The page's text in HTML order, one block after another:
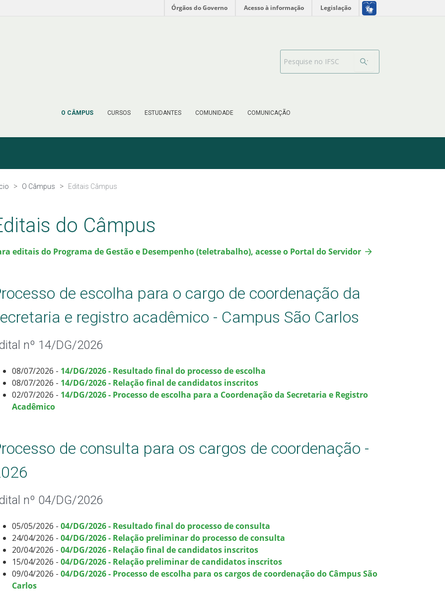
Órgãos do Governo Acesso à informação Legislação
O CÂMPUS CURSOS ESTUDANTES COMUNIDADE COMUNICAÇÃO
Barra de busca
O Câmpus Editais Câmpus
do Câmpus
editais do Programa de Gestão e Desempenho (teletrabalho), acesse o Portal do Servidor
de escolha para o cargo de coordenação da
e registro acadêmico - Campus São Carlos
nº 14/DG/2026
08/07/2026 - 14/DG/2026 - Resultado final do processo de escolha
08/07/2026 - 14/DG/2026 - Relação final de candidatos inscritos
02/07/2026 - 14/DG/2026 - Processo de escolha para a Coordenação da Secretaria e Registro
Acadêmico
de consulta para os cargos de coordenação -
nº 04/DG/2026
05/05/2026 - 04/DG/2026 - Resultado final do processo de consulta
24/04/2026 - 04/DG/2026 - Relação preliminar do processo de consulta
20/04/2026 - 04/DG/2026 - Relação final de candidatos inscritos
15/04/2026 - 04/DG/2026 - Relação preliminar de candidatos inscritos
09/04/2026 - 04/DG/2026 - Processo de escolha para os cargos de coordenação do Câmpus São
Carlos